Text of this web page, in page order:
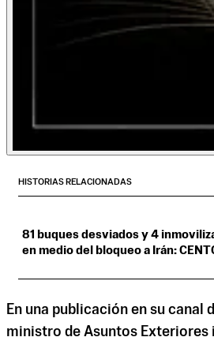
HISTORIAS RELACIONADAS
81 buques desviados y 4
en medio del bloqueo a Irán:
En una publicación en su canal
ministro de Asuntos Exteriores